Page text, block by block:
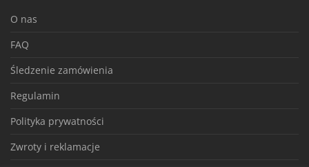
O nas
FAQ
Śledzenie zamówienia
Regulamin
Polityka prywatności
Zwroty i reklamacje